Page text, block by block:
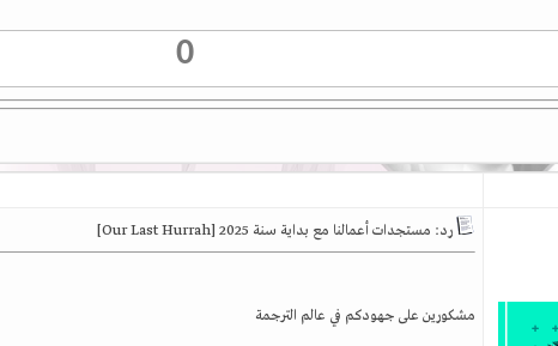
0
رد: مستجدات أعمالنا مع بداية سنة 2025 [Our Last Hurrah]
مشكورين على جهودكم في عالم الترجمة